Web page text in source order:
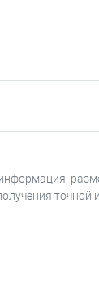
экрана
УС-01 (с
точной